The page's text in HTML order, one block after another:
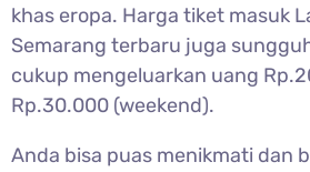
khas eropa. Harga tiket masuk
Semarang terbaru juga
cukup mengeluarkan uang
Rp.30.000 (weekend).
Anda bisa puas menikmati dan